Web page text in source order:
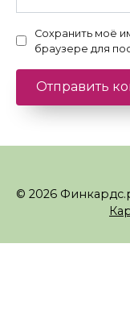
Сохранить моё
браузере для
© 2026